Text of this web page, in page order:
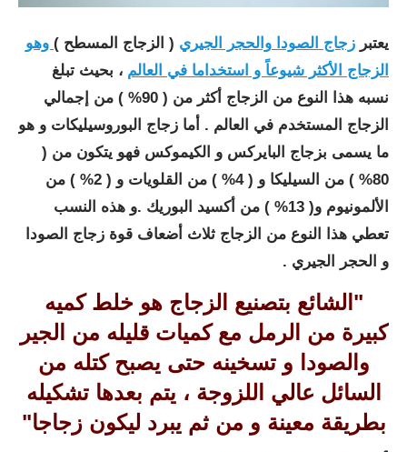
يعتبر زجاج الصودا والحجر الجيري ( الزجاج المسطح ) وهو
الزجاج الأكثر شيوعاً و استخداما في العالم ، بحيث تبلغ
نسبه هذا النوع من الزجاج أكثر من ( 90% ) من إجمالي
الزجاج المستخدم في العالم . أما زجاج البوروسيليكات و هو
ما يسمى بزجاج البايركس و الكيموكس فهو يتكون من (
80% ) من السيليكا و ( 4% ) من القلويات و ( 2% ) من
الألمونيوم و( 13% ) من أكسيد البوريك .
و هذه النسب
تعطي هذا النوع من الزجاج ثلاث أضعاف قوة زجاج الصودا
و الحجر الجيري .
"الشائع بتصنيع الزجاج هو خلط كميه
كبيرة من الرمل مع كميات قليله من الجير
والصودا و تسخينه حتى يصبح كتله من
السائل عالي اللزوجة ، يتم بعدها تشكيله
بطريقة معينة و من ثم يبرد ليكون زجاجا"